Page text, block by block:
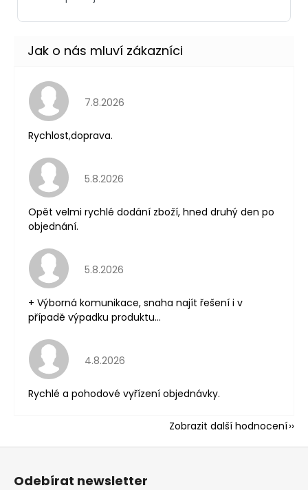
Hodnocení obchodu je 5 z 5 hvězdiček.
7.8.2026
Rychlost,doprava.
Hodnocení obchodu je 5 z 5 hvězdiček.
5.8.2026
Opět velmi rychlé dodání zboží, hned druhý den po
objednání.
Hodnocení obchodu je 5 z 5 hvězdiček.
5.8.2026
+ Výborná komunikace, snaha najít řešení i v
případě výpadku produktu...
Hodnocení obchodu je 5 z 5 hvězdiček.
4.8.2026
Rychlé a pohodové vyřízení objednávky.
Zobrazit další hodnocení
Z
Odebírat newsletter